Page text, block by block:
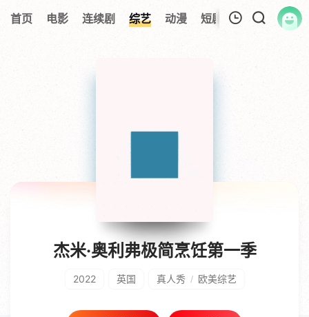
首页 电影 连续剧 综艺 动漫 短剧大全 纪录片
杰米·奥利弗极简烹饪第一季
2022 英国 真人秀 / 欧美综艺